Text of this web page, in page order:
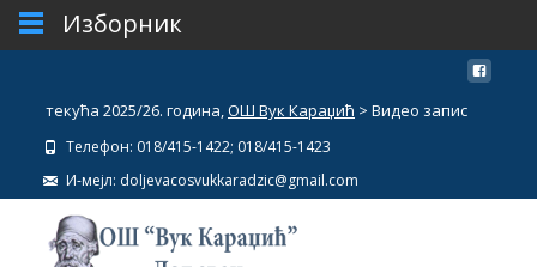
текућа 2025/26. година,ОШ Вук Караџић > Видео запис
Телефон: 018/415-1422; 018/415-1423
И-мејл: doljevacosvukkaradzic@gmail.com
Изборник